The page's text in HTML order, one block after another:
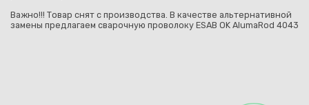
Важно!!! Товар снят с производства. В качестве альтернативной
замены предлагаем сварочную проволоку ESAB OK AlumaRod 4043